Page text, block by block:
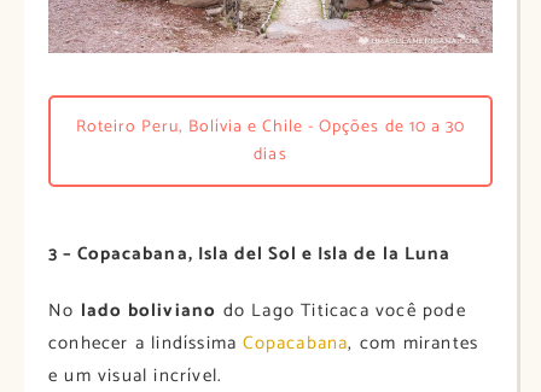
Roteiro Peru, Bolívia e Chile - Opções de 10 a 30
dias
3 – Copacabana, Isla del Sol e Isla de la Luna
No lado boliviano do Lago Titicaca você pode
conhecer a lindíssimaCopacabana, com mirantes
e um visual incrível.